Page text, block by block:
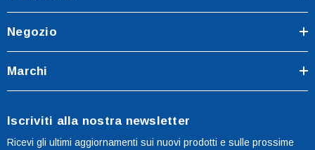
Negozio
Marchi
Iscriviti alla nostra newsletter
Ricevi gli ultimi aggiornamenti sui nuovi prodotti e sulle prossime